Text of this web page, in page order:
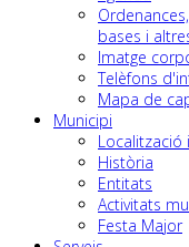
bases i
Imatge
Telèfons
Mapa de
Municipi
Localització
Història
Entitats
Activitats
Festa Major